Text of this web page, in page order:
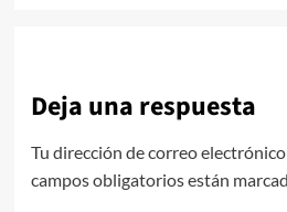
Deja una respuesta
Tu dirección de correo
campos obligatorios están